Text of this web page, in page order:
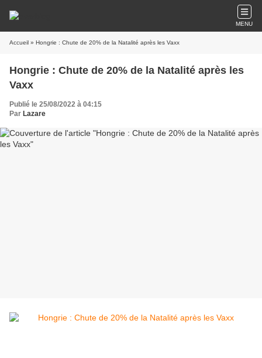
MENU
Accueil » Hongrie : Chute de 20% de la Natalité après les Vaxx
Hongrie : Chute de 20% de la Natalité après les
Vaxx
Publié le 25/08/2022 à 04:15
Par Lazare